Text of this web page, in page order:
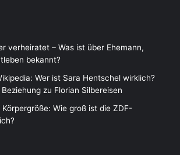
verheiratet – Was ist über Ehemann,
bekannt?
Wer ist Sara Hentschel wirklich?
zu Florian Silbereisen
Wie groß ist die ZDF-